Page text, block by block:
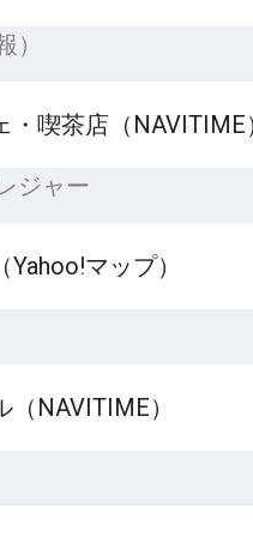
）
・喫茶店（NAVITIME
ジャー
マップ）
NAVITIME）